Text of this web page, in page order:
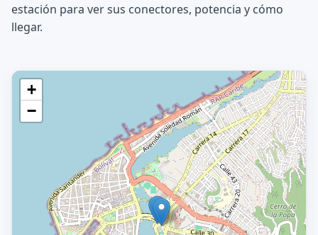
estación para ver sus conectores, potencia y cómo
llegar.
+
−